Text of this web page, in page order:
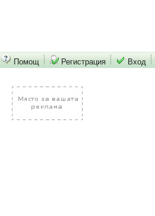
Помощ Регистрация Вход